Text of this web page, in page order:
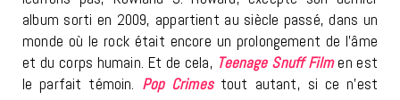
album sorti en 2009, appartient au siècle passé, dans un
monde où le rock était encore un prolongement de l’âme
et du corps humain. Et de cela, Teenage Snuff Film en est
le parfait témoin. Pop Crimestout autant, si ce n’est